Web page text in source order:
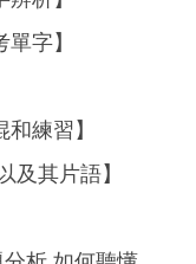
字】
練習】
及其片語】